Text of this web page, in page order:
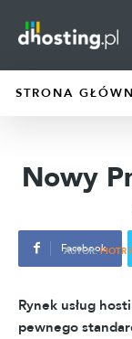
STRONA
Nowy
AUTOR: PIOTR
Facebook
Rynek usług
pewnego